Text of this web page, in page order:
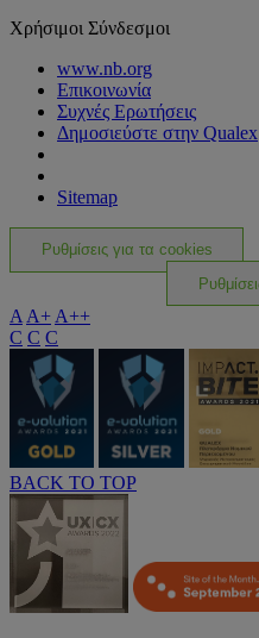
Χρήσιμοι Σύνδεσμοι
www.nb.org
Επικοινωνία
Συχνές Ερωτήσεις
Δημοσιεύστε στην Qualex
Sitemap
Ρυθμίσεις για τα cookies
A A+ A++
C C C
BACK TO TOP